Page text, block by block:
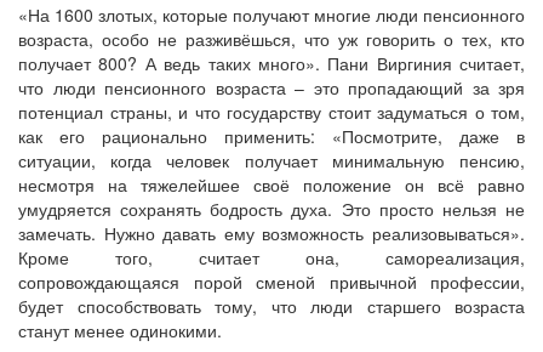
«На 1600 злотых, которые получают многие люди пенсионного
возраста, особо не разживёшься, что уж говорить о тех, кто
получает 800? А ведь таких много». Пани Виргиния считает,
что люди пенсионного возраста – это пропадающий за зря
потенциал страны, и что государству стоит задуматься о том,
как его рационально применить: «Посмотрите, даже в
ситуации, когда человек получает минимальную пенсию,
несмотря на тяжелейшее своё положение он всё равно
умудряется сохранять бодрость духа. Это просто нельзя не
замечать. Нужно давать ему возможность реализовываться».
Кроме того, считает она, самореализация,
сопровождающаяся порой сменой привычной профессии,
будет способствовать тому, что люди старшего возраста
станут менее одинокими.